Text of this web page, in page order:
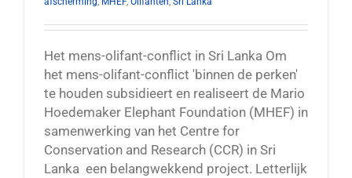
Het mens-olifant-conflict in Sri Lanka Om
het mens-olifant-conflict 'binnen de perken'
te houden subsidieert en realiseert de Mario
Hoedemaker Elephant Foundation (MHEF) in
samenwerking van het Centre for
Conservation and Research (CCR) in Sri
Lanka een belangwekkend project. Letterlijk